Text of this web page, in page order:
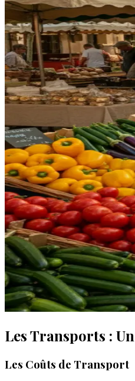
Les Transports :
Les Coûts de Transport